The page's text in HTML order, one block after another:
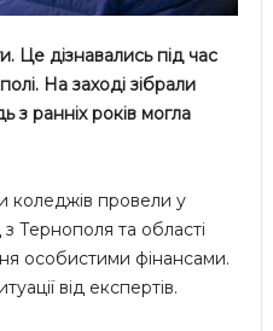
Це дізнавались під час
На заході зібрали
з ранніх років могла
коледжів провели у
з Тернополя та області
особистими фінансами.
від експертів.